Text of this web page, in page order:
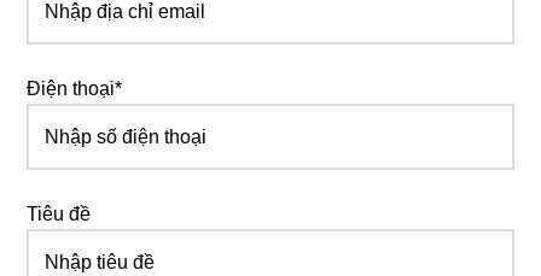
Điện thoại*
Tiêu đề